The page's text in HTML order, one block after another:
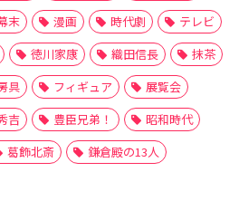
末 漫画 時代劇
テレビ
徳川家康 織田信長
抹茶
具 フィギュア
展覧会
吉 豊臣兄弟！
昭和時代
葛飾北斎 鎌倉殿の13人